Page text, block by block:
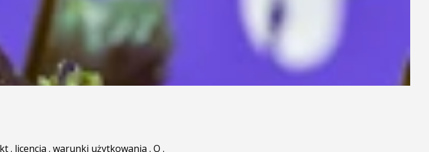
. licencja . warunki użytkowania . O .